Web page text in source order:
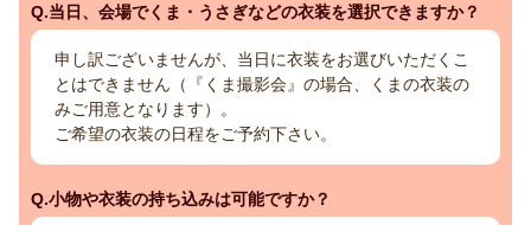
Q.当日、会場でくま・うさぎなどの衣装を選択できますか？
申し訳ございませんが、当日に衣装をお選びいただくこ
とはできません（『くま撮影会』の場合、くまの衣装の
みご用意となります）。
ご希望の衣装の日程をご予約下さい。
Q.小物や衣装の持ち込みは可能ですか？